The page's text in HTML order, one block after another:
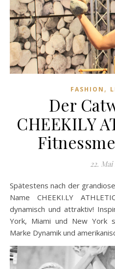
FASHION ,
Der
CHEEKILY
22. Mai
Spätestens nach der grandiosen Sportfashion-Show ist der
Name CHEEKI.LY
dynamisch und attraktiv!
York, Miami und New York
Marke Dynamik und